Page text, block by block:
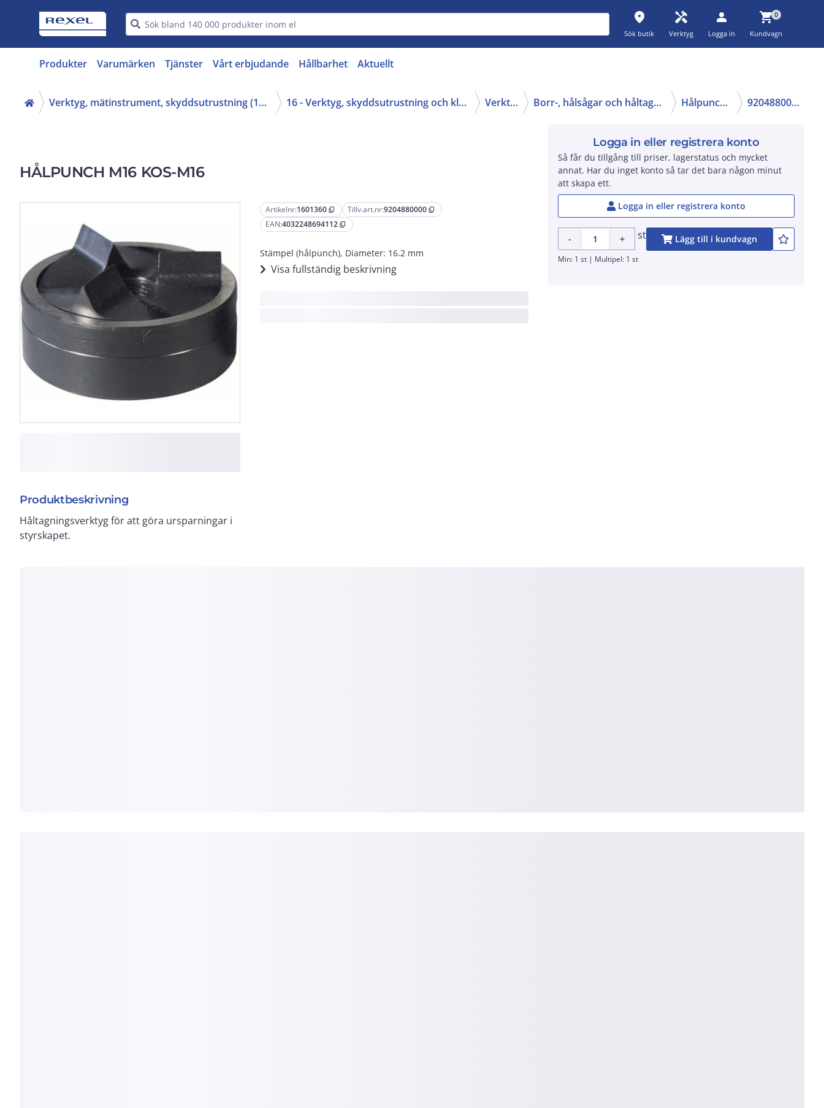
place
Sök butik
handyman
Verktyg
person
Logga in
shopping_cart0
Kundvagn
Produkter Varumärken Tjänster Vårt erbjudande Hållbarhet Aktuellt
Verktyg, mätinstrument, skyddsutrustning (16, 42) 16 - Verktyg, skyddsutrustning och kläder Verktyg Borr-, hålsågar och håltagning Hålpunchar 9204880000
HÅLPUNCH M16 KOS-M16
Artikelnr:1601360 content_copy Tillv.art.nr:9204880000 content_copy
EAN:4032248694112 content_copy
Stämpel (hålpunch), Diameter: 16.2 mm
Visa fullständig beskrivning
Produktbeskrivning
Håltagningsverktyg för att göra ursparningar i
styrskapet.
Logga in eller registrera konto
Så får du tillgång till priser, lagerstatus och mycket
annat. Har du inget konto så tar det bara någon minut
att skapa ett.
Logga in eller registrera konto
- + st Lägg till i kundvagn
Min: 1 st | Multipel: 1 st